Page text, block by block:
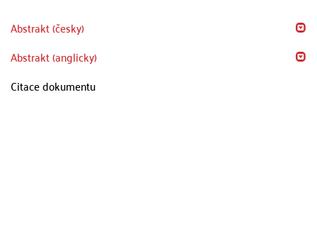
Abstrakt (česky)
Abstrakt (anglicky)
Citace dokumentu